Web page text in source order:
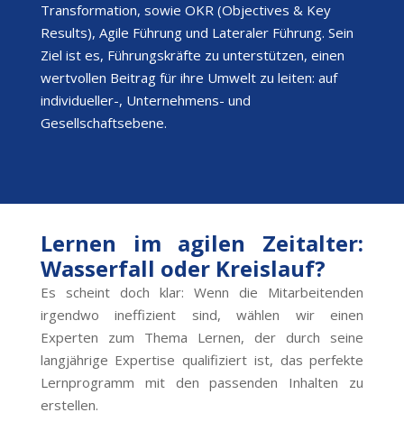
Transformation, sowie OKR (Objectives & Key
Results), Agile Führung und Lateraler Führung. Sein
Ziel ist es, Führungskräfte zu unterstützen, einen
wertvollen Beitrag für ihre Umwelt zu leiten: auf
individueller-, Unternehmens- und
Gesellschaftsebene.
Lernen im agilen Zeitalter:
Wasserfall oder Kreislauf?
Es scheint doch klar: Wenn die Mitarbeitenden
irgendwo ineffizient sind, wählen wir einen
Experten zum Thema Lernen, der durch seine
langjährige Expertise qualifiziert ist, das perfekte
Lernprogramm mit den passenden Inhalten zu
erstellen.